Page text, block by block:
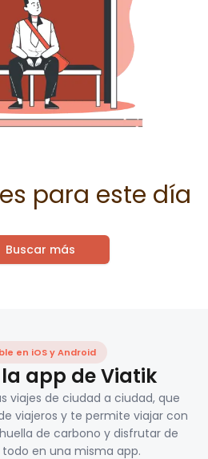
para este día
Buscar más
en iOS y Android
app de Viatik
viajes de ciudad a ciudad, que
viajeros y te permite viajar con
de carbono y disfrutar de
en una misma app.